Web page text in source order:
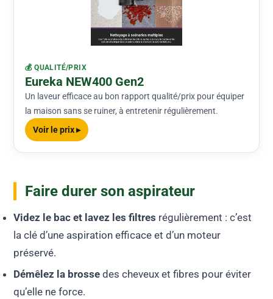
💰 QUALITÉ/PRIX
Eureka NEW400 Gen2
Un laveur efficace au bon rapport qualité/prix pour équiper
la maison sans se ruiner, à entretenir régulièrement.
Voir le prix ▸
Faire durer son aspirateur
Videz le bac et lavez les filtres régulièrement : c’est
la clé d’une aspiration efficace et d’un moteur
préservé.
Démêlez la brosse des cheveux et fibres pour éviter
qu’elle ne force.